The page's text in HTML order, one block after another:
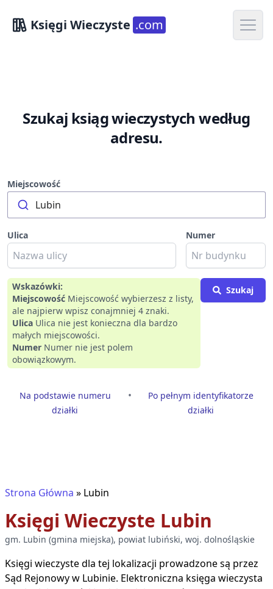
Księgi Wieczyste .com Open
Szukaj ksiąg wieczystych według
adresu.
Miejscowość
Lubin
Ulica Numer
Wskazówki:
Miejscowość Miejscowość wybierzesz z listy,
ale najpierw wpisz conajmniej 4 znaki.
Ulica Ulica nie jest konieczna dla bardzo
małych miejscowości.
Numer Numer nie jest polem
obowiązkowym.
Szukaj
Na podstawie numeru
działki
•
Po pełnym identyfikatorze
działki
Strona Główna » Lubin
Księgi Wieczyste Lubin
gm. Lubin (gmina miejska), powiat lubiński, woj. dolnośląskie
Księgi wieczyste dla tej lokalizacji prowadzone są przez
Sąd Rejonowy w Lubinie. Elektroniczna księga wieczysta